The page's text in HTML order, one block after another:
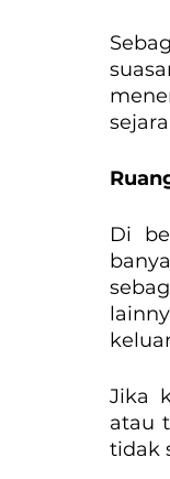
Di
Jika
atau
tidak